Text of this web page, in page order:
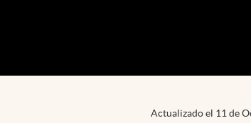
Actualizado el 11 de